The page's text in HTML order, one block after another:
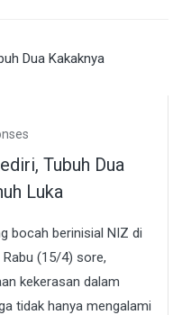
Tubuh Dua
Luka
bocah berinisial NIZ di
(15/4) sore,
kekerasan dalam
tidak hanya mengalami